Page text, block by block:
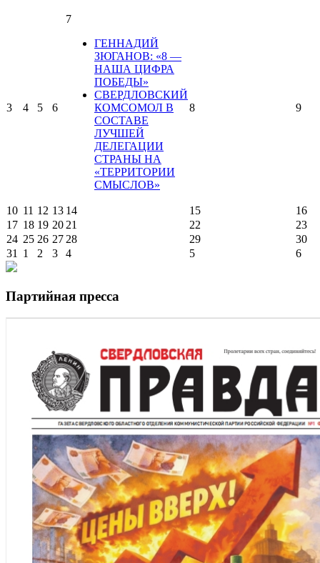
3 4 5 6
7
ГЕННАДИЙ
ЗЮГАНОВ: «8 —
НАША ЦИФРА
ПОБЕДЫ»
СВЕРДЛОВСКИЙ
КОМСОМОЛ В
СОСТАВЕ
ЛУЧШЕЙ
ДЕЛЕГАЦИИ
СТРАНЫ НА
«ТЕРРИТОРИИ
СМЫСЛОВ»
8 9
10 11 12 13 14 15
16
17 18 19 20 21 22
23
24 25 26 27 28 29
30
31
1 2 3 4 5 6
Партийная пресса